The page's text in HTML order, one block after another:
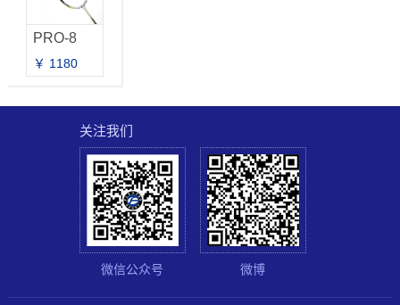
PRO-8
￥ 1180
关注我们
微信公众号 微博